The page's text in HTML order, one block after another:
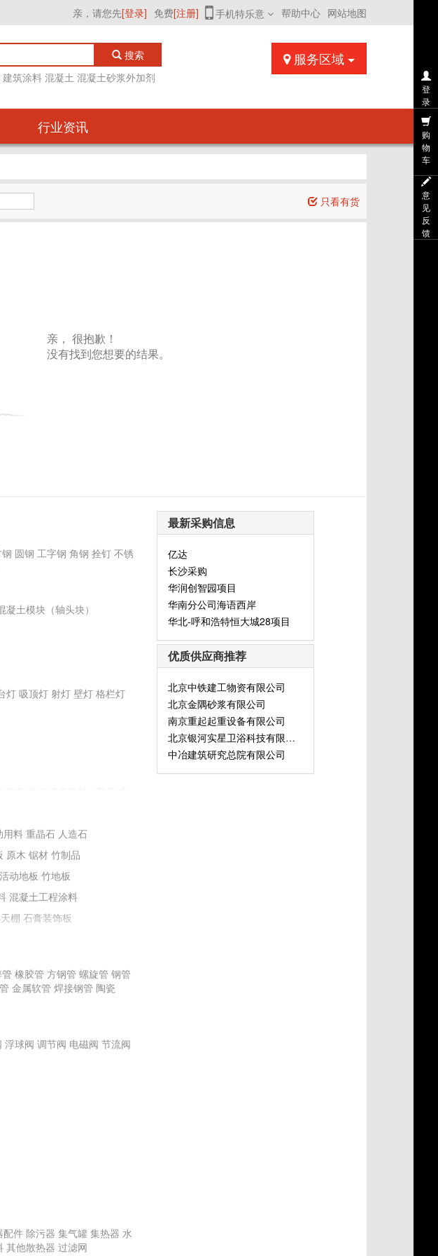
亲，请您先[登录] 免费[注册] 手机特乐意 帮助中心 网站地图
搜索
建筑涂料 混凝土 混凝土砂浆外加剂
服务区域
行业资讯
只看有货
亲， 很抱歉！
没有找到您想要的结果。
圆钢 工字钢 角钢 拴钉 不锈
凝土模块（轴头块）
防水灰浆 油料、树脂
灯 吸顶灯 射灯 壁灯 格栏灯
箔
其他绝缘材料
用料 重晶石 人造石
原木 锯材 竹制品
活动地板 竹地板
混凝土工程涂料
棚 石膏装饰板
砖 特种玻璃
橡胶管 方钢管 螺旋管 钢管
金属软管 焊接钢管 陶瓷
浮球阀 调节阀 电磁阀 节流阀
配件 除污器 集气罐 集热器 水
其他散热器 过滤网
最新采购信息
亿达
长沙采购
华润创智园项目
华南分公司海语西岸
华北-呼和浩特恒大城28项目
优质供应商推荐
北京中铁建工物资有限公司
北京金隅砂浆有限公司
南京重起起重设备有限公司
北京银河实星卫浴科技有限公司
中冶建筑研究总院有限公司
登
录
购
物
车
意
见
反
馈